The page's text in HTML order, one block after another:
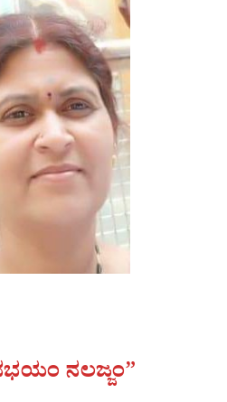
ನಲಜ್ಜಂ”